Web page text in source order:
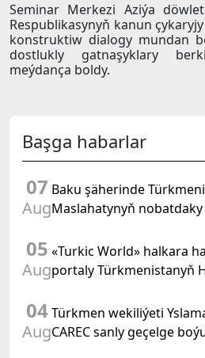
Seminar Merkezi Aziýa
Respublikasynyň kanun
konstruktiw dialogy mundan
dostlukly gatnaşyklary
meýdança boldy.
Başga habarlar
07
Aug
Baku şäherinde
Maslahatynyň
Kararnamasyna
05
Aug
«Turkic World» halkara
portaly Türkmenistanyň
beýan eder
04
Aug
Türkmen wekiliýeti
CAREC sanly geçelge